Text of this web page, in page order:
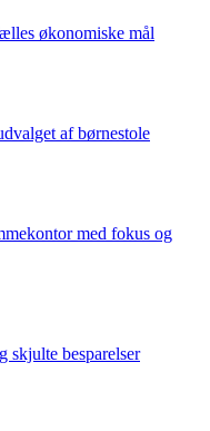
økonomiske mål
af børnestole
med fokus og
skjulte besparelser